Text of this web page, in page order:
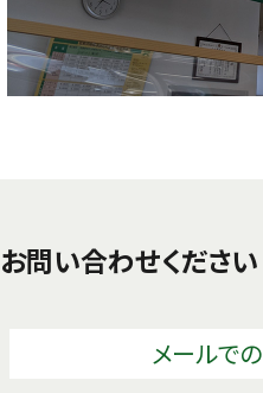
お問い合わせください
メールで